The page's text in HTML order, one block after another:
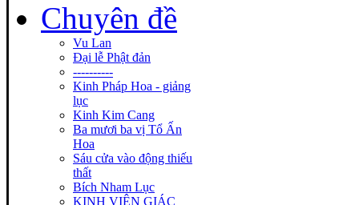
Chuyên đề
Vu Lan
Đại lễ Phật đản
----------
Kinh Pháp Hoa - giảng
lục
Kinh Kim Cang
Ba mươi ba vị Tổ Ấn
Hoa
Sáu cửa vào động thiếu
thất
Bích Nham Lục
KINH VIÊN GIÁC